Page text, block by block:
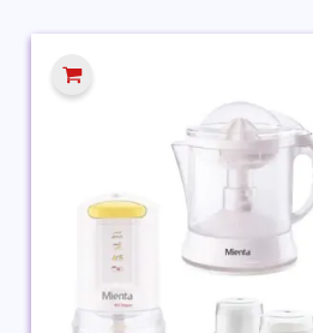
799 ج.م.
579 ج.م.